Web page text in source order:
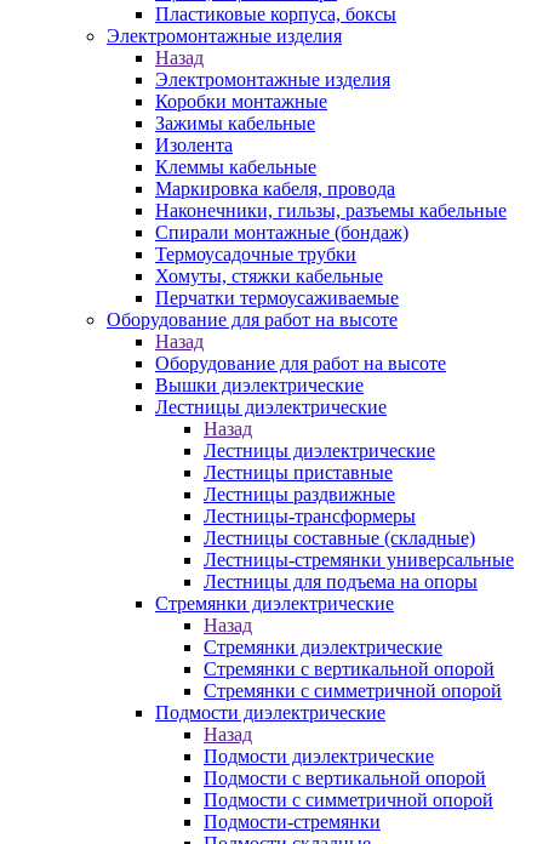
Пластиковые корпуса, боксы
Электромонтажные изделия
Назад
Электромонтажные изделия
Коробки монтажные
Зажимы кабельные
Изолента
Клеммы кабельные
Маркировка кабеля, провода
Наконечники, гильзы, разъемы кабельные
Спирали монтажные (бондаж)
Термоусадочные трубки
Хомуты, стяжки кабельные
Перчатки термоусаживаемые
Оборудование для работ на высоте
Назад
Оборудование для работ на высоте
Вышки диэлектрические
Лестницы диэлектрические
Назад
Лестницы диэлектрические
Лестницы приставные
Лестницы раздвижные
Лестницы-трансформеры
Лестницы составные (складные)
Лестницы-стремянки универсальные
Лестницы для подъема на опоры
Стремянки диэлектрические
Назад
Стремянки диэлектрические
Стремянки с вертикальной опорой
Стремянки с симметричной опорой
Подмости диэлектрические
Назад
Подмости диэлектрические
Подмости с вертикальной опорой
Подмости с симметричной опорой
Подмости-стремянки